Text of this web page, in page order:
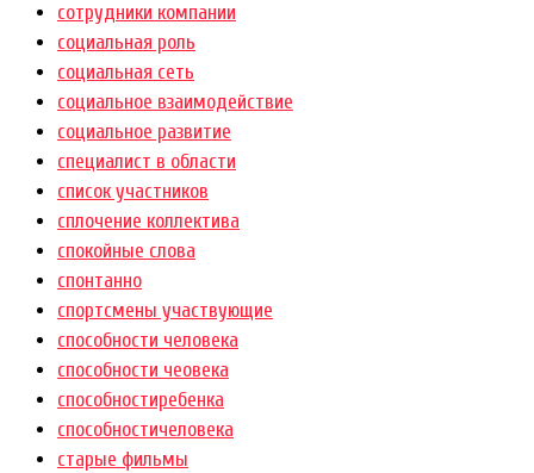
сотрудники компании
социальная роль
социальная сеть
социальное взаимодействие
социальное развитие
специалист в области
список участников
сплочение коллектива
спокойные слова
спонтанно
спортсмены участвующие
способности человека
способности чеовека
способностиребенка
способностичеловека
старые фильмы